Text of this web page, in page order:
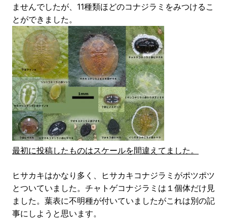
ませんでしたが、11種類ほどのコナジラミをみつけるこ
とができました。
最初に投稿したものはスケールを間違えてました。
ヒサカキはかなり多く、ヒサカキコナジラミがポツポツ
とついていました。チャトゲコナジラミは１個体だけ見
ました。葉表に不明種が付いていましたがこれは別の記
事にしようと思います。